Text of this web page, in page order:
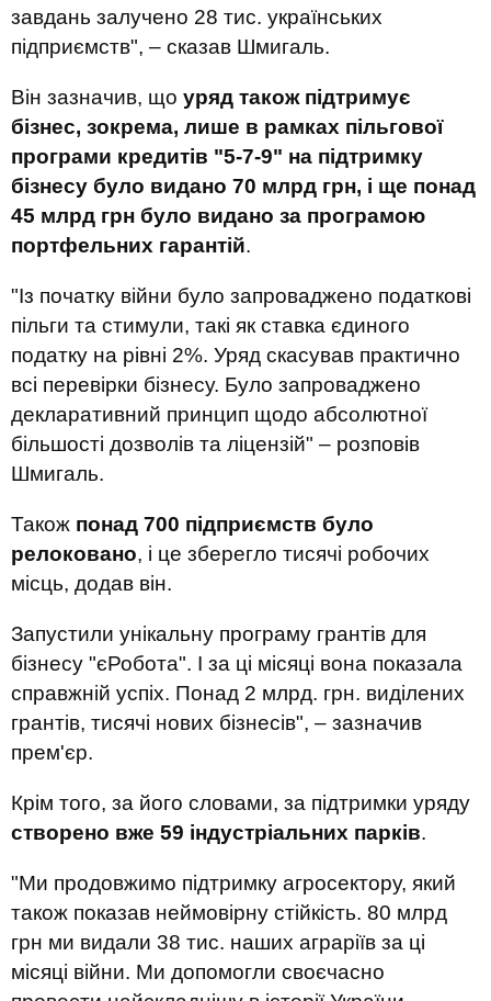
завдань залучено 28 тис. українських
підприємств", – сказав Шмигаль.
Він зазначив, що уряд також підтримує
бізнес, зокрема, лише в рамках пільгової
програми кредитів "5-7-9" на підтримку
бізнесу було видано 70 млрд грн, і ще понад
45 млрд грн було видано за програмою
портфельних гарантій.
"Із початку війни було запроваджено податкові
пільги та стимули, такі як ставка єдиного
податку на рівні 2%. Уряд скасував практично
всі перевірки бізнесу. Було запроваджено
декларативний принцип щодо абсолютної
більшості дозволів та ліцензій" – розповів
Шмигаль.
Також понад 700 підприємств було
релоковано, і це зберегло тисячі робочих
місць, додав він.
Запустили унікальну програму грантів для
бізнесу "єРобота". І за ці місяці вона показала
справжній успіх. Понад 2 млрд. грн. виділених
грантів, тисячі нових бізнесів", – зазначив
прем'єр.
Крім того, за його словами, за підтримки уряду
створено вже 59 індустріальних парків.
"Ми продовжимо підтримку агросектору, який
також показав неймовірну стійкість. 80 млрд
грн ми видали 38 тис. наших аграріїв за ці
місяці війни. Ми допомогли своєчасно